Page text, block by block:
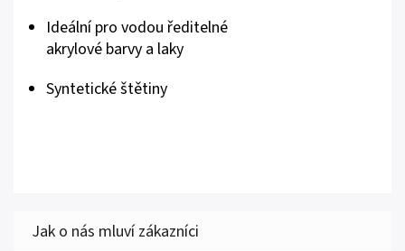
Ideální pro vodou ředitelné
akrylové barvy a laky
Syntetické štětiny